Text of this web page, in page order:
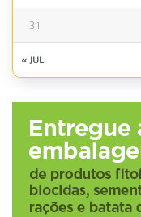
31
« JUL